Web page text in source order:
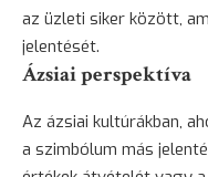
az üzleti siker között,
jelentését.
Ázsiai perspektíva
Az ázsiai kultúrákban,
a szimbólum más